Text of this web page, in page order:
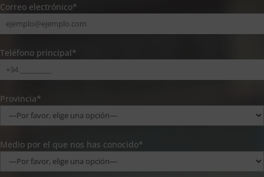
Correo electrónico*
Teléfono principal*
Provincia*
Medio por el que nos has conocido*